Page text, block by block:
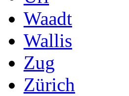
Waadt
Wallis
Zug
Zürich